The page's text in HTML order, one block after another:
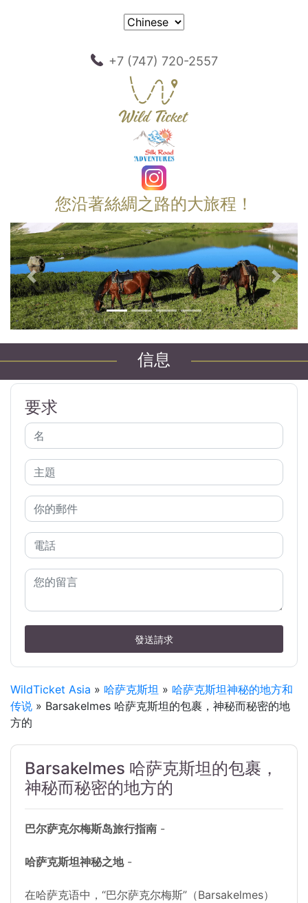
+7 (747) 720-2557
您沿著絲綢之路的大旅程！
以前的 下一個
信息
要求
發送請求
WildTicket Asia » 哈萨克斯坦 » 哈萨克斯坦神秘的地方和
传说 » Barsakelmes 哈萨克斯坦的包裹，神秘而秘密的地
方的
Barsakelmes 哈萨克斯坦的包裹，
神秘而秘密的地方的
巴尔萨克尔梅斯岛旅行指南 -
哈萨克斯坦神秘之地-
在哈萨克语中，“巴尔萨克尔梅斯”（Barsakelmes）